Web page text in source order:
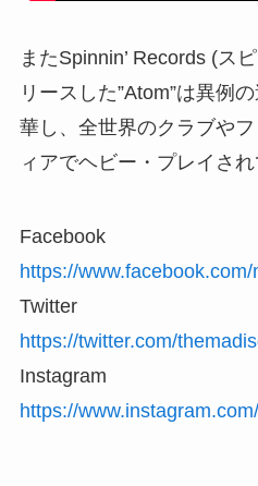
またSpinnin’ Records (ス
リースした”Atom”は異例
華し、全世界のクラブや
ィアでヘビー・プレイされ
Facebook
https://
Twitter
https://twitter.com/
Instagram
https://